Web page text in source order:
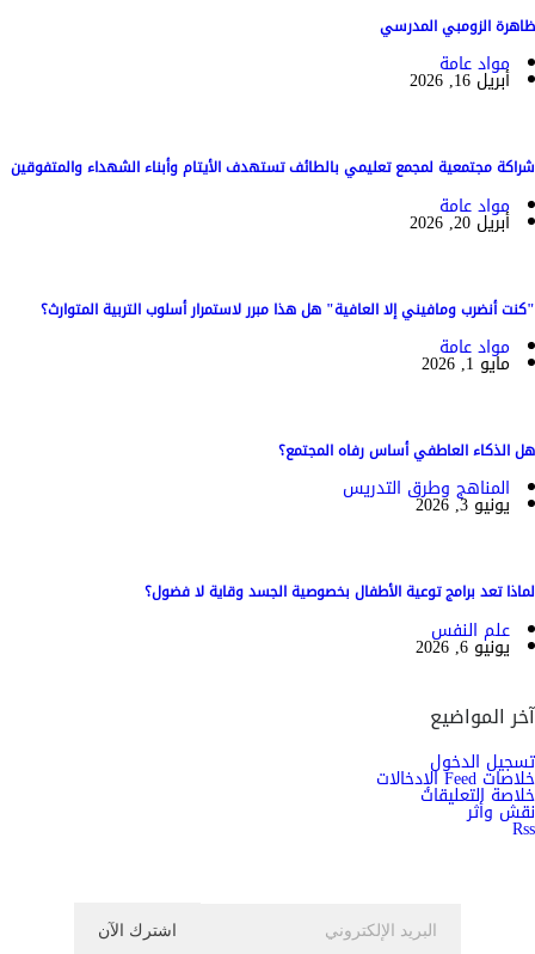
ظاهرة الزومبي المدرسي
مواد عامة
أبريل 16, 2026
شراكة مجتمعية لمجمع تعليمي بالطائف تستهدف الأيتام وأبناء الشهداء والمتفوقين
مواد عامة
أبريل 20, 2026
"كنت أنضرب ومافيني إلا العافية" هل هذا مبرر لاستمرار أسلوب التربية المتوارث؟
مواد عامة
مايو 1, 2026
هل الذكاء العاطفي أساس رفاه المجتمع؟
المناهج وطرق التدريس
يونيو 3, 2026
لماذا تعد برامج توعية الأطفال بخصوصية الجسد وقاية لا فضول؟
علم النفس
يونيو 6, 2026
آخر المواضيع
تسجيل الدخول
خلاصات Feed الإدخالات
خلاصة التعليقات
نقش وأثر
Rss